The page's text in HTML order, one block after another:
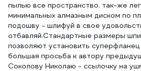
пылью все пространство. так-же
минимальных алмазным диском по
подошву - шлифуй в свое
отбавляй.Стандартные размеры
позволяют установить
большая просьба к автору
Соколову Николаю - ссылочку на